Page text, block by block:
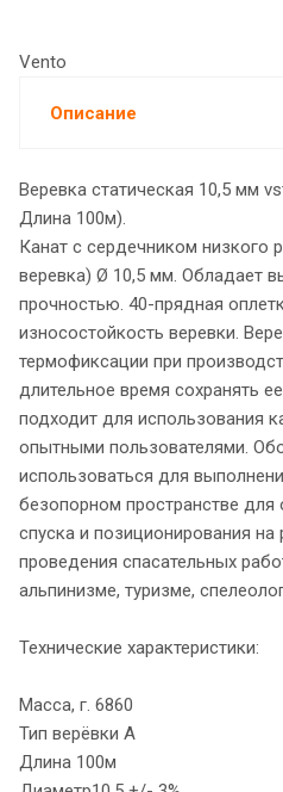
Vento
Описание
Веревка статическая 10,5 мм
Длина 100м).
Канат с сердечником низкого
веревка) Ø 10,5 мм. Обладает
прочностью. 40-прядная
износостойкость веревки.
термофиксации при
длительное время сохранять
подходит для использования
опытными пользователями.
использоваться для
безопорном пространстве для
спуска и позиционирования
проведения спасательных
альпинизме, туризме,
Технические характеристики:
Масса, г. 6860
Тип верёвки А
Длина 100м